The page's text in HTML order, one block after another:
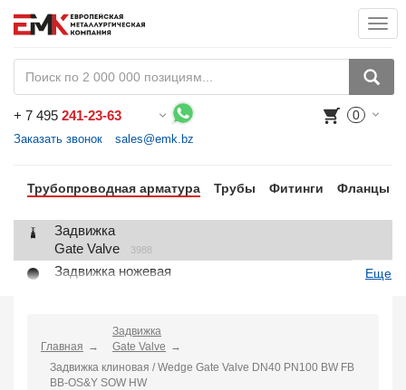
+ 7 495 241-23-63
Заказать звонок sales@emk.bz
0
Трубопроводная арматура Трубы Фитинги Фланцы
Задвижка
Gate Valve
3988
Задвижка ножевая
Globe Valve
2191
Клапан регулирующий
Control Valve
2
Еще
Главная
Задвижка
Gate Valve
Задвижка клиновая / Wedge Gate Valve DN40 PN100 BW FB
BB-OS&Y SOW HW